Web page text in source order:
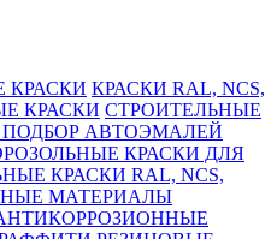
КРАСКИ КРАСКИ RAL, NCS,
КРАСКИ СТРОИТЕЛЬНЫЕ
АВТОЭМАЛЕЙ
КРАСКИ ДЛЯ
КРАСКИ RAL, NCS,
МАТЕРИАЛЫ